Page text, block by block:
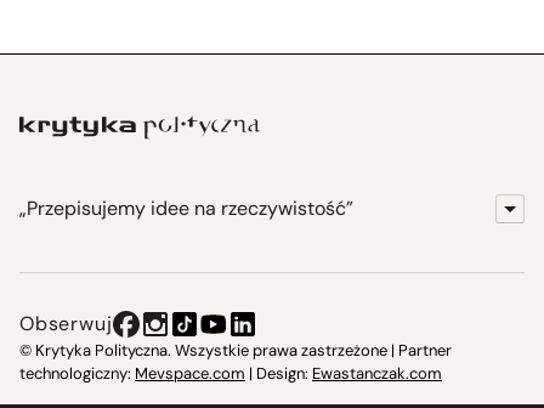
„Przepisujemy idee na rzeczywistość”
Instytut Krytyki Politycznej
Obserwuj
© Krytyka Polityczna. Wszystkie prawa zastrzeżone | Partner
technologiczny: Mevspace.com | Design: Ewastanczak.com